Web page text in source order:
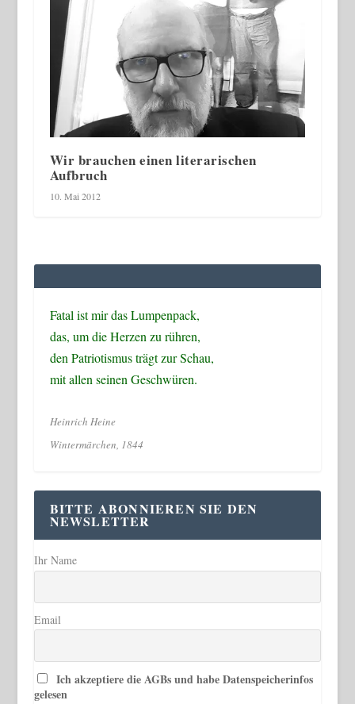
Wir brauchen einen literarischen
Aufbruch
10. Mai 2012
Fatal ist mir das Lumpenpack,
das, um die Herzen zu rühren,
den Patriotismus trägt zur Schau,
mit allen seinen Geschwüren.
Heinrich Heine
Wintermärchen, 1844
BITTE ABONNIEREN SIE DEN
NEWSLETTER
Ihr Name
Email
Ich akzeptiere die AGBs und habe Datenspeicherinfos
gelesen